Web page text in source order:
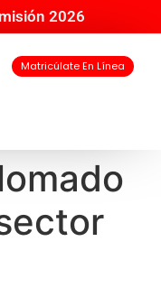
2026
Matricúlate En Línea